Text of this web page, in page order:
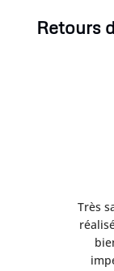
Retours
Très